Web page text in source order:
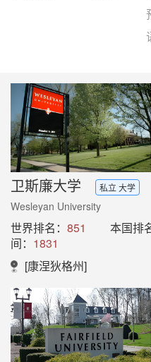
卫斯廉大学 私立 大学
Wesleyan University
世界排名： 851 本国排
间： 1831
[康涅狄格州]